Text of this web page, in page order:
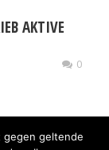
AKTIVE
0
gegen geltende